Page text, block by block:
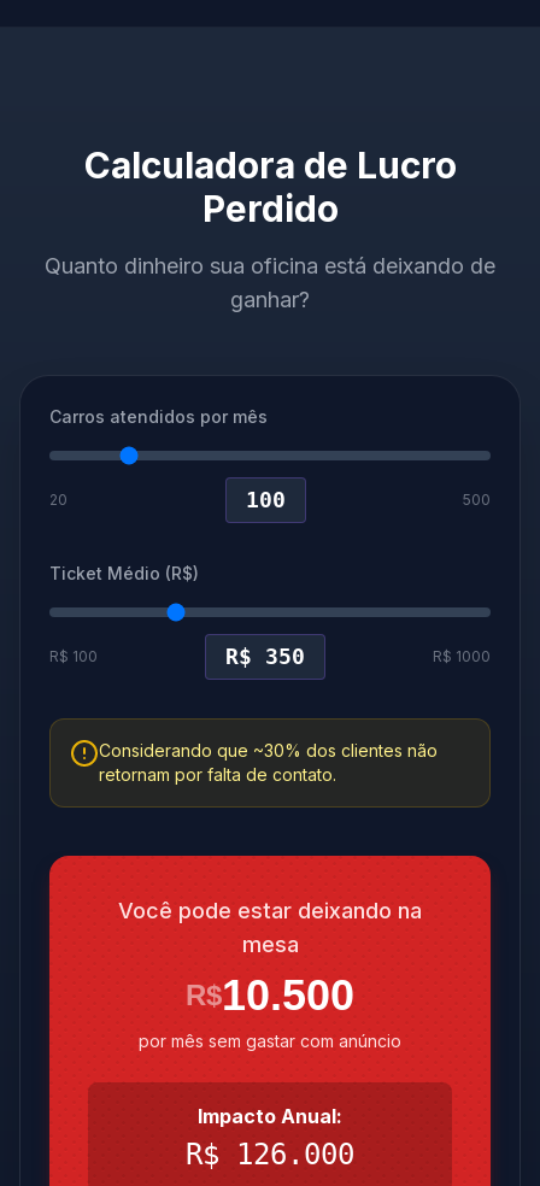
Calculadora de Lucro
Perdido
Quanto dinheiro sua oficina está deixando de
ganhar?
Carros atendidos por mês
20 100 500
Ticket Médio (R$)
R$ 100 R$ 350 R$ 1000
Considerando que ~30% dos clientes não
retornam por falta de contato.
Você pode estar deixando na
mesa
R$10.500
por mês sem gastar com anúncio
Impacto Anual:
R$ 126.000